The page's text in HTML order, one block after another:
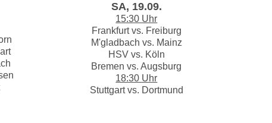
SA, 19.09.
15:30 Uhr
Frankfurt vs. Freiburg
M'gladbach vs. Mainz
HSV vs. Köln
Bremen vs. Augsburg
18:30 Uhr
Stuttgart vs. Dortmund